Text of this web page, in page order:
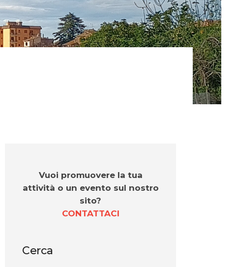
Vuoi promuovere la tua
attività o un evento sul nostro
sito?
CONTATTACI
Cerca